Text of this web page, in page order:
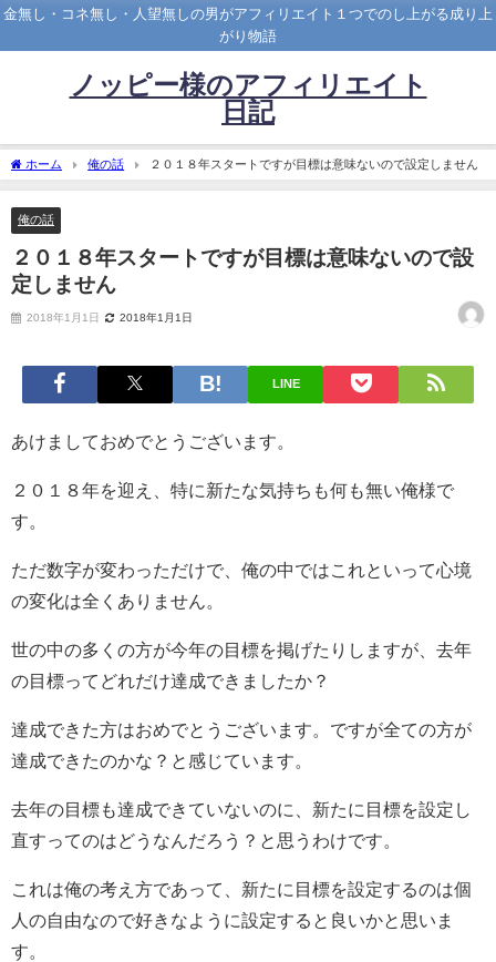
金無し・コネ無し・人望無しの男がアフィリエイト１つでのし上がる成り上
がり物語
ノッピー様のアフィリエイト
日記
ホーム 俺の話 ２０１８年スタートですが目標は意味ないので設定しません
俺の話
２０１８年スタートですが目標は意味ないので設
定しません
2018年1月1日 2018年1月1日
LINE
あけましておめでとうございます。
２０１８年を迎え、特に新たな気持ちも何も無い俺様で
す。
ただ数字が変わっただけで、俺の中ではこれといって心境
の変化は全くありません。
世の中の多くの方が今年の目標を掲げたりしますが、去年
の目標ってどれだけ達成できましたか？
達成できた方はおめでとうございます。ですが全ての方が
達成できたのかな？と感じています。
去年の目標も達成できていないのに、新たに目標を設定し
直すってのはどうなんだろう？と思うわけです。
これは俺の考え方であって、新たに目標を設定するのは個
人の自由なので好きなように設定すると良いかと思いま
す。